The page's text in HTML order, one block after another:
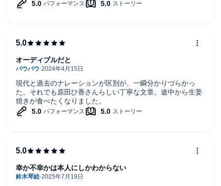
現代と過去のナレーションが区別が、一瞬分かりづらかっ
た。それでも原田ひ香さんらしい丁寧な文章。途中から生姜
焼きが食べたくなりました。
オーディブルだと
幸か不幸かは本人にしかわからない